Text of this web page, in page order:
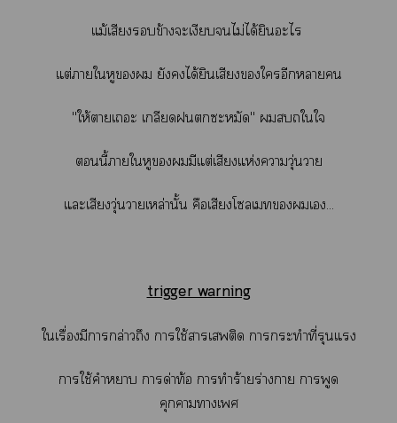
แม้เสียงข้างะเงียบไม่ได้ยินะไ
แต่าใหู ยังได้ยินเสียงใอีกา
"ให้าเะ เกลียดะหมัด" ใใ
นี้าใหูมีแต่เสียงแห่งาวุ่นวาย
แะเสียงวุ่นวายเหล่านั้น คือเสียงโเเ...
trigger warning
ใเรื่องมีาล่าวถึง าใช้าเติด าะทำที่รุนแรง
าใช้คำา าด่าท้อ าทำร้ายร่างา าพูด
คุกคามาเ